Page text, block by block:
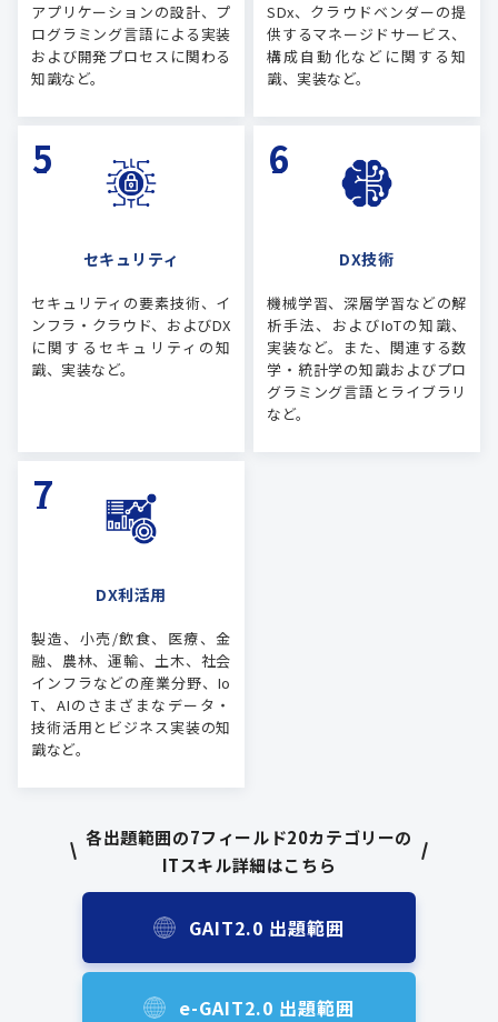
アプリケーションの設計、プ
ログラミング言語による実装
および開発プロセスに関わる
知識など。
SDx、クラウドベンダーの提
供するマネージドサービス、
構成自動化などに関する知
識、実装など。
セキュリティ
セキュリティの要素技術、イ
ンフラ・クラウド、およびDX
に関するセキュリティの知
識、実装など。
DX技術
機械学習、深層学習などの解
析手法、およびIoTの知識、
実装など。また、関連する数
学・統計学の知識およびプロ
グラミング言語とライブラリ
など。
DX利活用
製造、小売/飲食、医療、金
融、農林、運輸、土木、社会
インフラなどの産業分野、Io
T、AIのさまざまなデータ・
技術活用とビジネス実装の知
識など。
各出題範囲の7フィールド20カテゴリーの
ITスキル詳細はこちら
GAIT2.0 出題範囲
e-GAIT2.0 出題範囲